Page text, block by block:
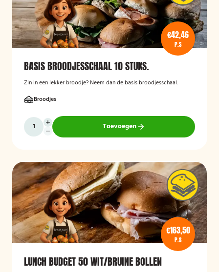
€42,46
P.S
BASIS BROODJESSCHAAL 10 STUKS.
Zin in een lekker broodje? Neem dan de basis broodjesschaal.
Broodjes
Toevoegen
€163,50
P.S
LUNCH BUDGET 50 WIT/BRUINE BOLLEN